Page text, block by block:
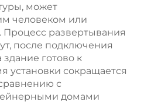
может
человеком или
развертывания
после подключения
готово к
установки сокращается
с
домами